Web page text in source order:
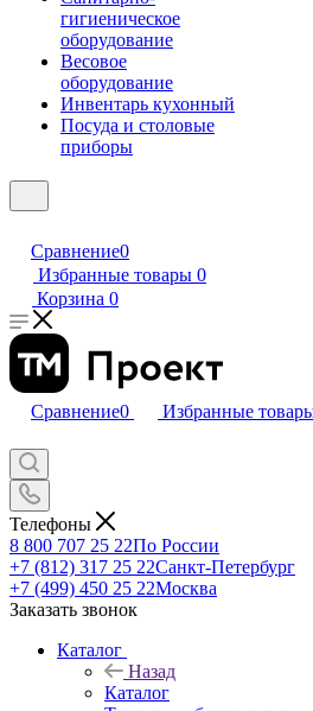
гигиеническое
оборудование
Весовое
оборудование
Инвентарь кухонный
Посуда и столовые
приборы
Сравнение0
Избранные товары 0
Корзина 0
Сравнение0 Избранные
Телефоны
8 800 707 25 22По России
+7 (812) 317 25 22Санкт-Петербург
+7 (499) 450 25 22Москва
Заказать звонок
Каталог
Назад
Каталог